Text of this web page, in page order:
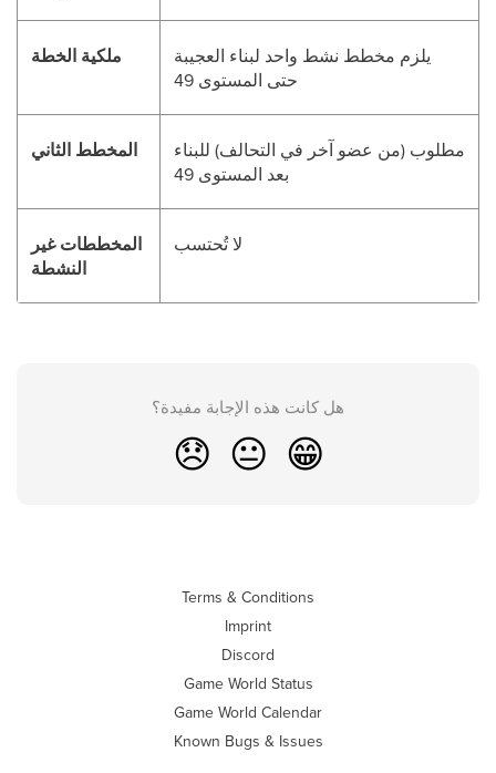
ملكية الخطة
يلزم مخطط نشط واحد لبناء العجيبة
حتى المستوى 49
المخطط الثاني
مطلوب (من عضو آخر في التحالف) للبناء
بعد المستوى 49
المخططات غير
النشطة
لا تُحتسب
هل كانت هذه الإجابة مفيدة؟
😞 😐 😁
Terms & Conditions
Imprint
Discord
Game World Status
Game World Calendar
Known Bugs & Issues